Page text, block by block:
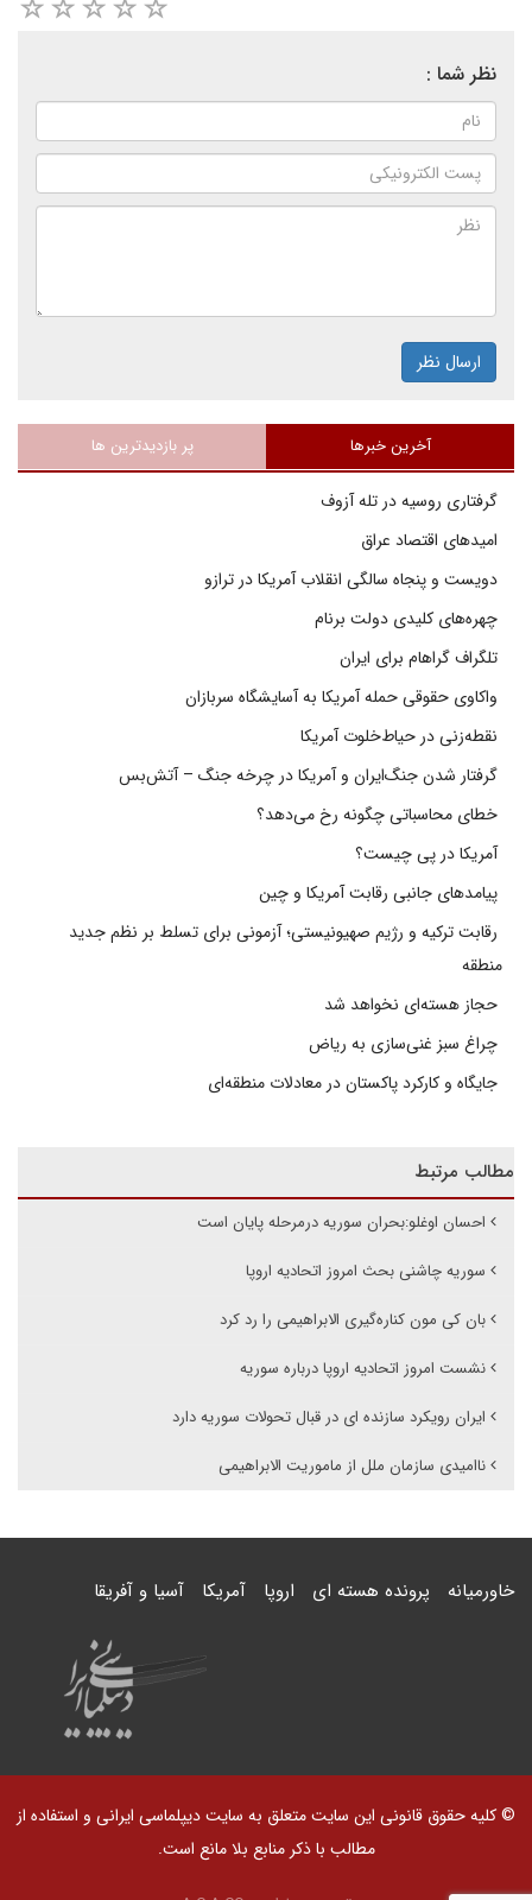
نظر شما :
ارسال نظر
آخرین خبرها پر بازدیدترین ها
گرفتاری روسیه در تله آزوف
امیدهای اقتصاد عراق
دویست و پنجاه سالگی انقلاب آمریکا در ترازو
چهره‌های کلیدی دولت برنام
تلگراف گراهام برای ایران
واکاوی حقوقی حمله آمریکا به آسایشگاه سربازان
نقطه‌زنی در حیاط‌خلوت آمریکا
گرفتار شدن جنگ‌ایران و آمریکا در چرخه جنگ – آتش‌بس
خطای محاسباتی چگونه رخ می‌دهد؟
آمریکا در پی چیست؟
پیامدهای جانبی رقابت آمریکا و چین
رقابت ترکیه و رژیم صهیونیستی؛ آزمونی برای تسلط بر نظم جدید
منطقه
حجاز هسته‌ای نخواهد شد
چراغ سبز غنی‌سازی به ریاض
جایگاه و کارکرد پاکستان در معادلات منطقه‌ای
مطالب مرتبط
احسان اوغلو:بحران سوریه درمرحله پایان است
سوریه چاشنی بحث امروز اتحادیه اروپا
بان کی مون کناره‌گیری الابراهیمی را رد کرد
نشست امروز اتحادیه اروپا درباره سوریه
ایران رویکرد سازنده ای در قبال تحولات سوریه دارد
ناامیدی سازمان ملل از ماموریت الابراهیمی
خاورمیانه پرونده هسته ای اروپا آمریکا آسیا و آفریقا
© کلیه حقوق قانونی این سایت متعلق به سایت دیپلماسی ایرانی و استفاده از
مطالب با ذکر منابع بلا مانع است.